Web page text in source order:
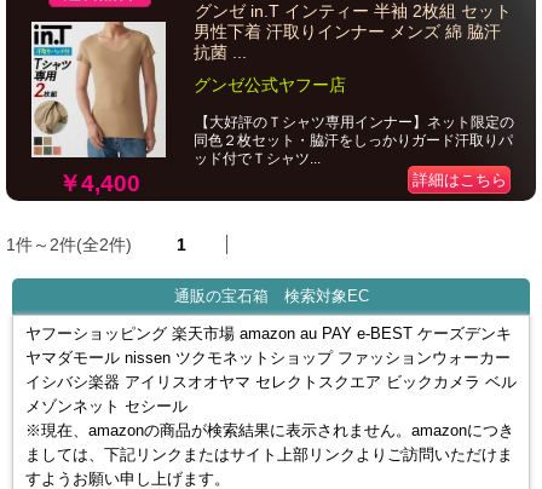
￥4,400
グンゼ in.T インティー 半袖 2枚組 セット
男性下着 汗取りインナー メンズ 綿 脇汗
抗菌 ...
グンゼ公式ヤフー店
【大好評のＴシャツ専用インナー】ネット限定の
同色２枚セット・脇汗をしっかりガード汗取りパ
ッド付でＴシャツ...
詳細はこちら
1件～2件(全2件) 1
通販の宝石箱 検索対象EC
ヤフーショッピング 楽天市場 amazon au PAY e-BEST ケーズデンキ
ヤマダモール nissen ツクモネットショップ ファッションウォーカー
イシバシ楽器 アイリスオオヤマ セレクトスクエア ビックカメラ ベル
メゾンネット セシール
※現在、amazonの商品が検索結果に表示されません。amazonにつき
ましては、下記リンクまたはサイト上部リンクよりご訪問いただけま
すようお願い申し上げます。